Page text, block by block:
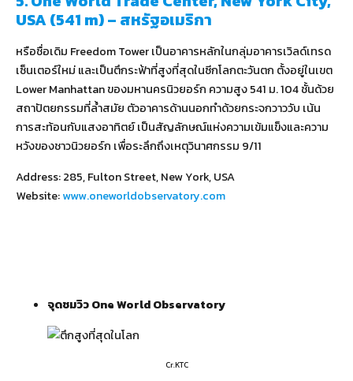
USA (541 m) – สหรัฐอเมริกา
หรือชื่อเดิม Freedom Tower เป็นอาคารหลักในกลุ่มอาคารเวิลด์เทรด
เซ็นเตอร์ใหม่ และเป็นตึกระฟ้าที่สูงที่สุดในซีกโลกตะวันตก ตั้งอยู่ในเขต
Lower Manhattan ของมหานครนิวยอร์ก ความสูง 541 ม. 104 ชั้นด้วย
สถาปัตยกรรมที่ล้ำสมัย ตัวอาคารด้านนอกทำด้วยกระจกวาววับ เน้น
การสะท้อนกับแสงอาทิตย์ เป็นสัญลักษณ์แห่งความเข้มแข็งและความ
หวังของชาวนิวยอร์ก เพื่อระลึกถึงเหตุวินาศกรรม 9/11
Address: 285, Fulton Street, New York, USA
Website:www.oneworldobservatory.com
จุดชมวิวOne World Observatory
Cr.KTC